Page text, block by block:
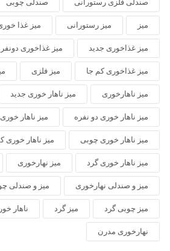
صندلی فلزی رستورانی صندلی چوبی
میز میز رستورانی میز غذا
میز غذاخوری جدید میز غذاخوری
میز غذاخوری کم جا میز فلزی
میز ناهارخوری میز ناهار خوری جدید
میز ناهار خوری دو نفره میز ناهار
میز ناهار خوری چوبی میز ناهار خوری
میز ناهار خوری گرد میز نهارخوری
میز و صندلی نهارخوری میز و صندلی
میز چوبی گرد میز گرد ناهار
نهارخوری مدرن